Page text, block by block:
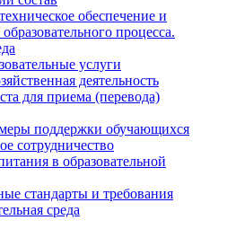
обеспечение и
процесса.
услуги
деятельность
для приема (перевода)
поддержки обучающихся
сотрудничество
в образовательной
стандарты и требования
среда